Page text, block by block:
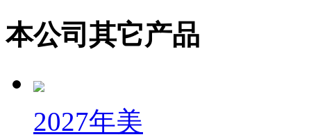
本公司其它产品
2027年美